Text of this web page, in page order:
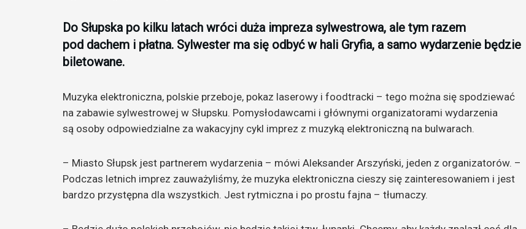
Do Słupska po kilku latach wróci duża impreza sylwestrowa, ale tym razem
pod dachem i płatna. Sylwester ma się odbyć w hali Gryfia, a samo wydarzenie będzie
biletowane.
Muzyka elektroniczna, polskie przeboje, pokaz laserowy i foodtracki – tego można się spodziewać
na zabawie sylwestrowej w Słupsku. Pomysłodawcami i głównymi organizatorami wydarzenia
są osoby odpowiedzialne za wakacyjny cykl imprez z muzyką elektroniczną na bulwarach.
– Miasto Słupsk jest partnerem wydarzenia – mówi Aleksander Arszyński, jeden z organizatorów. –
Podczas letnich imprez zauważyliśmy, że muzyka elektroniczna cieszy się zainteresowaniem i jest
bardzo przystępna dla wszystkich. Jest rytmiczna i po prostu fajna – tłumaczy.